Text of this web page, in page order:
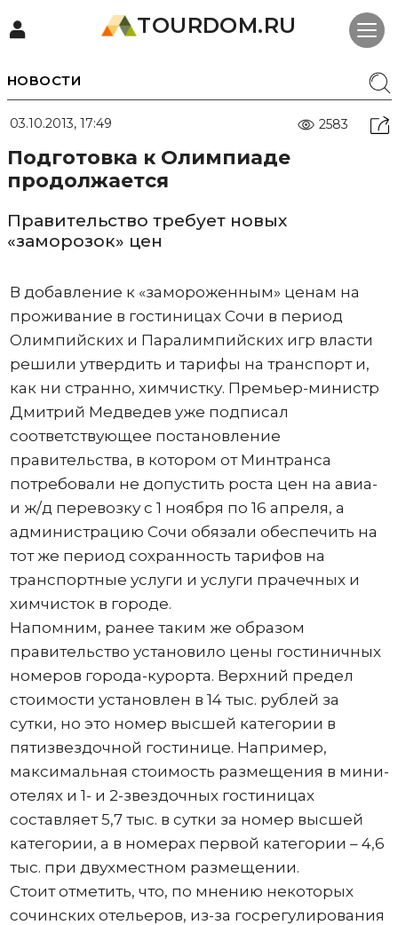
TOURDOM.RU
НОВОСТИ
03.10.2013, 17:49 2583
Подготовка к Олимпиаде
продолжается
Правительство требует новых
«заморозок» цен
В добавление к «замороженным» ценам на
проживание в гостиницах Сочи в период
Олимпийских и Паралимпийских игр власти
решили утвердить и тарифы на транспорт и,
как ни странно, химчистку. Премьер-министр
Дмитрий Медведев уже подписал
соответствующее постановление
правительства, в котором от Минтранса
потребовали не допустить роста цен на авиа-
и ж/д перевозку с 1 ноября по 16 апреля, а
администрацию Сочи обязали обеспечить на
тот же период сохранность тарифов на
транспортные услуги и услуги прачечных и
химчисток в городе.
Напомним, ранее таким же образом
правительство установило цены гостиничных
номеров города-курорта. Верхний предел
стоимости установлен в 14 тыс. рублей за
сутки, но это номер высшей категории в
пятизвездочной гостинице. Например,
максимальная стоимость размещения в мини-
отелях и 1- и 2-звездочных гостиницах
составляет 5,7 тыс. в сутки за номер высшей
категории, а в номерах первой категории – 4,6
тыс. при двухместном размещении.
Стоит отметить, что, по мнению некоторых
сочинских отельеров, из-за госрегулирования